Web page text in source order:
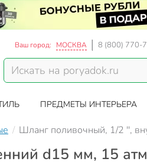
Ваш город: МОСКВА 8 (800) 770-
ПРЕДМЕТЫ ИНТЕРЬЕРА
Шланг поливочный, 1/2 '',
d15 мм, 15